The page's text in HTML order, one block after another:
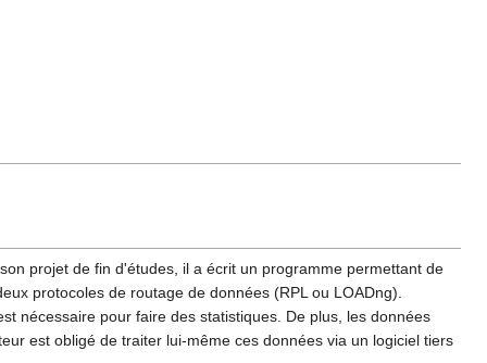
projet de fin d'études, il a écrit un programme permettant de
protocoles de routage de données (RPL ou LOADng).
nécessaire pour faire des statistiques. De plus, les données
est obligé de traiter lui-même ces données via un logiciel tiers